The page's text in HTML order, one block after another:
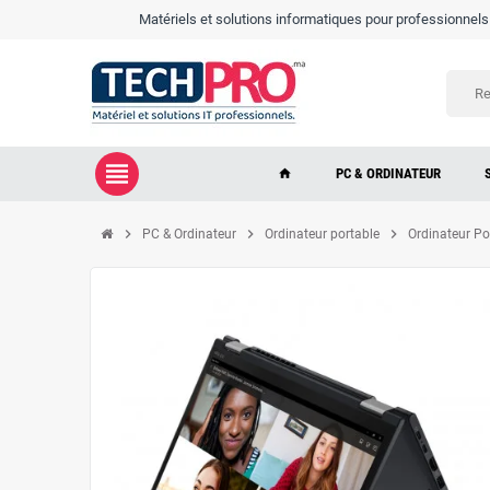
Matériels et solutions informatiques pour
view_headline home PC & ORDINATEUR
chevron_right PC & Ordinateur chevron_right Ordinateur portable chevron_right Ordinateur